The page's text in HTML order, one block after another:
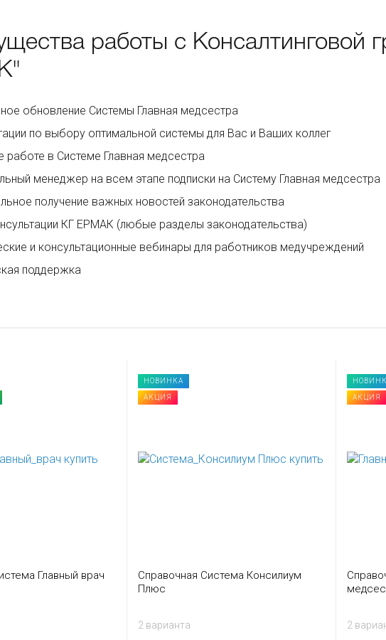
работы с Консалтинговой
обновление Системы Главная медсестра
по выбору оптимальной системы для Вас и Ваших коллег
работе в Системе Главная медсестра
менеджер на всем этапе подписки на Систему Главная медсестра
получение важных новостей законодательства
КГ ЕРМАК (любые разделы законодательства)
и консультационные вебинары для работников медучреждений
поддержка
Главный врач
НОВИНКА
АКЦИЯ
Справочная Система Консилиум
Плюс
2 варианта
АКЦИЯ
2